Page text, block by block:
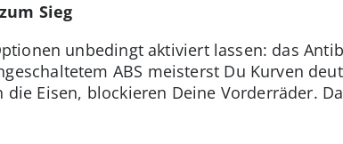
Sieg
unbedingt aktiviert lassen: das
ABS meisterst Du Kurven
die Eisen, blockieren Deine Vorderräder.